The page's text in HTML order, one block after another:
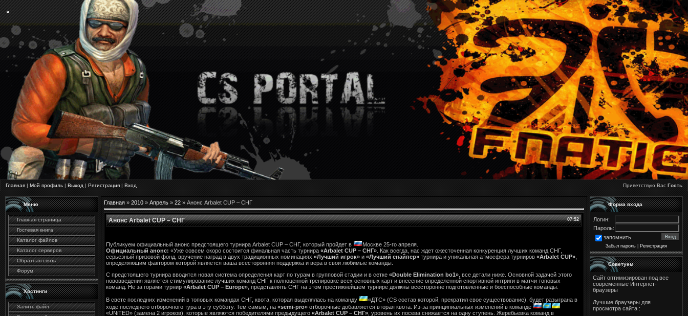
Главная | Мой профиль | Выход | Регистрация | Вход Приветствую Вас Гость
Меню
Главная страница
Гостевая книга
Каталог файлов
Каталог серверов
Обратная связь
Форум
Хостинги
Залить файл
Главная » 2010 » Апрель » 22 » Анонс Arbalet CUP – СНГ
07:52
Анонс Arbalet CUP – СНГ
Публикуем официальный анонс предстоящего турнира Arbalet CUP – СНГ, который пройдет в
Москве 25-го апреля.
Официальный анонс: «Уже совсем скоро состоится финальная часть турнира «Arbalet CUP – СНГ» . Как всегда, нас ждет ожесточенная конкуренция лучших команд СНГ,
серьезный призовой фонд, вручение наград в двух традиционных номинациях «Лучший игрок» и «Лучший снайпер» турнира и уникальная атмосфера турниров «Arbalet CUP»
определяющим фактором которой является ваша всесторонняя поддержка и вера в свои любимые команды.
С предстоящего турнира вводится новая система определения карт по турам в групповой стадии и в сетке «Double Elimination bo1» , все детали ниже. Основной задачей этого
нововведения является стимулирование лучших команд СНГ к полноценной тренировке всех основных карт и внесение определенной спортивной интриги в матчи топовых
команд. Не за горами турнир «Arbalet CUP – Europe» , представлять СНГ на этом престижнейшем турнире должны всесторонне подготовленные и боеспособные команды.
В свете последних изменений в топовых командах СНГ, квота, которая выделялась на команду
«ДТС» (CS состав которой, прекратил свое существование), будет разыграна в
ходе последнего отборочного тура в эту субботу. Тем самым, на «semi-pro» отборочные добавляется вторая квота. Из-за принципиальных изменений в команде
«UNiTED» (замена 2 игроков), которые являются победителями предыдущего «Arbalet CUP – СНГ» , уровень их посева снижается на одну ступень. Жеребьевка команд в
Форма входа
Логин:
Пароль:
запомнить
Забыл пароль Регистрация
Советуем
Сайт оптимизирован под все
современные Интернет-
браузеры
Лучшие браузеры для
просмотра сайта :